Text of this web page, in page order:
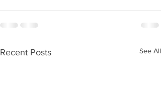
Recent Posts See All